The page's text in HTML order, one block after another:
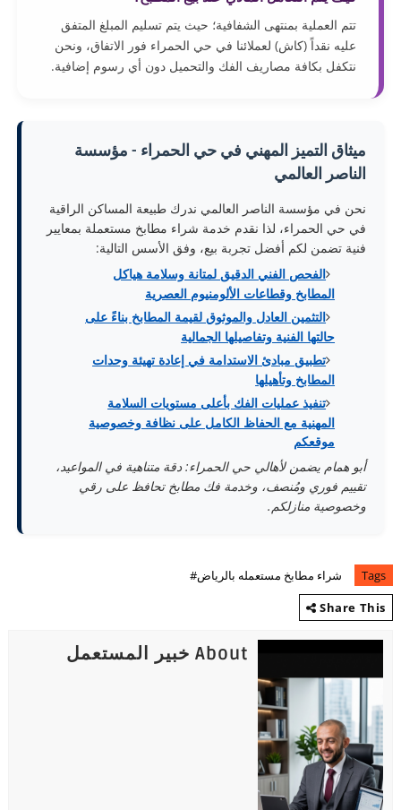
تتم العملية بمنتهى الشفافية؛ حيث يتم تسليم المبلغ المتفق
عليه نقداً (كاش) لعملائنا في حي الحمراء فور الاتفاق، ونحن
نتكفل بكافة مصاريف الفك والتحميل دون أي رسوم إضافية.
ميثاق التميز المهني في حي الحمراء - مؤسسة
الناصر العالمي
نحن في مؤسسة الناصر العالمي ندرك طبيعة المساكن الراقية
في حي الحمراء، لذا نقدم خدمة شراء مطابخ مستعملة بمعايير
فنية تضمن لكم أفضل تجربة بيع، وفق الأسس التالية:
الفحص الفني الدقيق لمتانة وسلامة هياكل
المطابخ وقطاعات الألومنيوم العصرية
التثمين العادل والموثوق لقيمة المطابخ بناءً على
حالتها الفنية وتفاصيلها الجمالية
تطبيق مبادئ الاستدامة في إعادة تهيئة وحدات
المطابخ وتأهيلها
تنفيذ عمليات الفك بأعلى مستويات السلامة
المهنية مع الحفاظ الكامل على نظافة وخصوصية
موقعكم
أبو همام يضمن لأهالي حي الحمراء: دقة متناهية في المواعيد،
تقييم فوري ومُنصف، وخدمة فك مطابخ تحافظ على رقي
وخصوصية منازلكم.
Tags
شراء مطابخ مستعمله بالرياض#
Share This
About خبير المستعمل